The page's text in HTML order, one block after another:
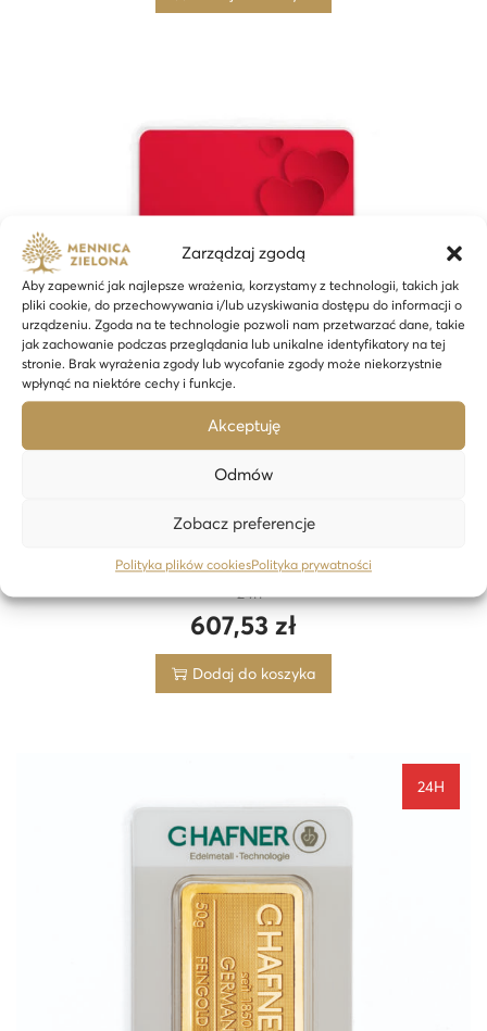
Zarządzaj zgodą
Aby zapewnić jak najlepsze wrażenia, korzystamy z technologii, takich jak
pliki cookie, do przechowywania i/lub uzyskiwania dostępu do informacji o
urządzeniu. Zgoda na te technologie pozwoli nam przetwarzać dane, takie
jak zachowanie podczas przeglądania lub unikalne identyfikatory na tej
stronie. Brak wyrażenia zgody lub wycofanie zgody może niekorzystnie
wpłynąć na niektóre cechy i funkcje.
Akceptuję
Odmów
Zobacz preferencje
Polityka plików cookiesPolityka prywatności
1 gram sztabka złota CertiPack Jesteś osobą o złotym sercu
– 24h
607,53 zł
Dodaj do koszyka
24H